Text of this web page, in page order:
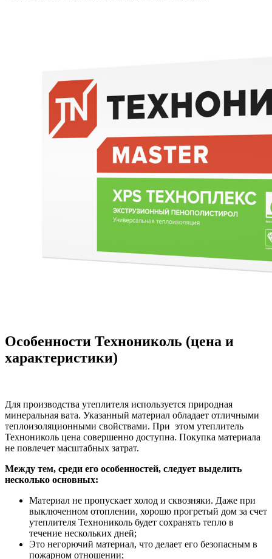
Особенности Технониколь (цена и
характеристики)
Для производства утеплителя используется природная
минеральная вата. Указанный материал обладает отличными
теплоизоляционными свойствами. При этом утеплитель
Технониколь цена совершенно доступна. Покупка материала
не повлечет масштабных затрат.
Между тем, среди его особенностей, следует выделить
несколько основных:
Материал не пропускает холод и сквозняки. Даже при
выключенном отоплении, хорошо прогретый дом за счет
утеплителя Технониколь будет сохранять тепло в
течение нескольких дней;
Это негорючий материал, что делает его безопасным в
пожарном отношении;